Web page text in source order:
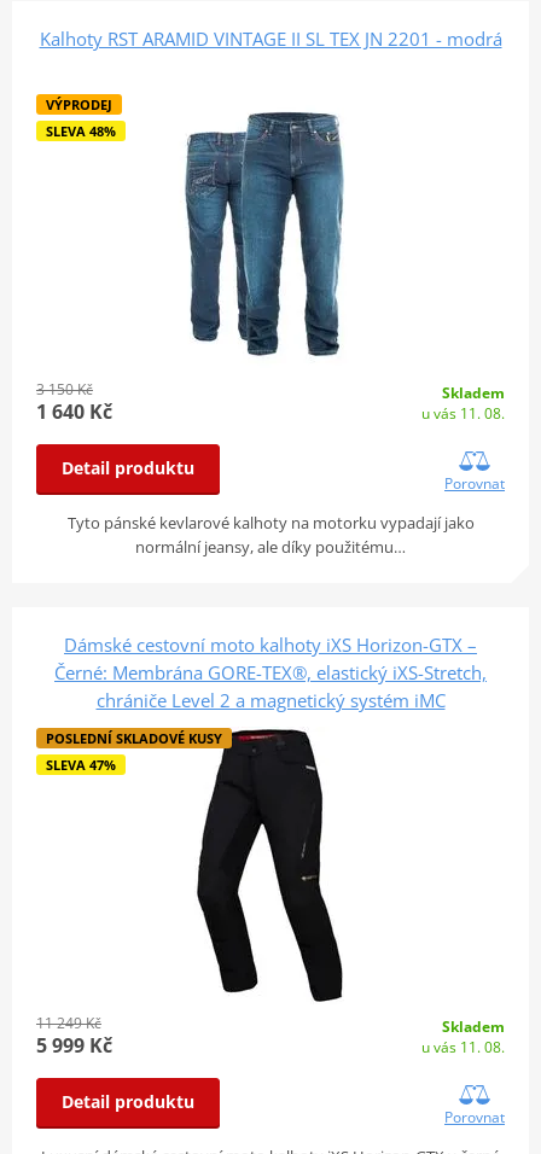
Kalhoty RST ARAMID VINTAGE II SL TEX JN 2201 - modrá
VÝPRODEJ
SLEVA 48%
3 150 Kč
1 640 Kč
Skladem
u vás 11. 08.
Detail produktu
Porovnat
Tyto pánské kevlarové kalhoty na motorku vypadají jako
normální jeansy, ale díky použitému…
Dámské cestovní moto kalhoty iXS Horizon-GTX –
Černé: Membrána GORE-TEX®, elastický iXS-Stretch,
chrániče Level 2 a magnetický systém iMC
POSLEDNÍ SKLADOVÉ KUSY
SLEVA 47%
11 249 Kč
5 999 Kč
Skladem
u vás 11. 08.
Detail produktu
Porovnat